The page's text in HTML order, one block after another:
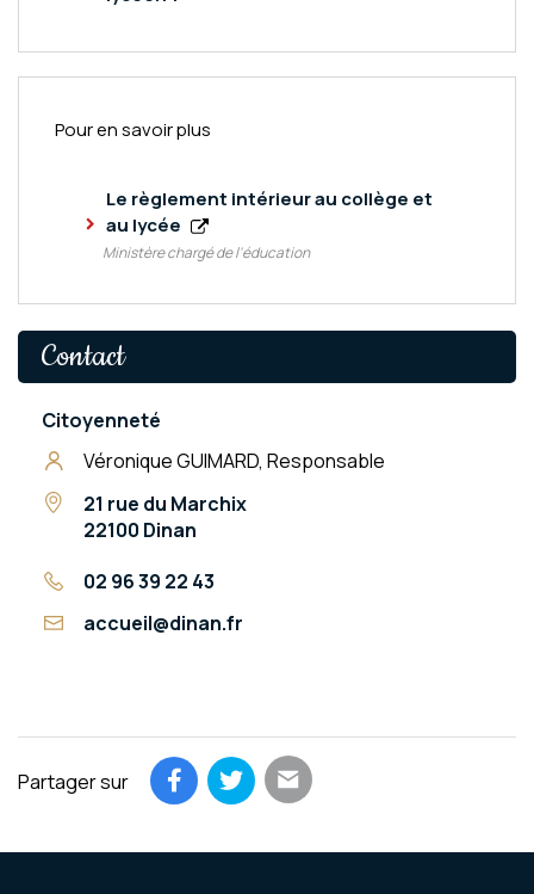
Pour en savoir plus
Le règlement intérieur au collège et
au lycée
Ministère chargé de l'éducation
Contact
Citoyenneté
Véronique GUIMARD, Responsable
21 rue du Marchix
22100 Dinan
02 96 39 22 43
accueil@dinan.fr
Partager sur Partager sur Facebook
Partager sur Twitter
Partager par email